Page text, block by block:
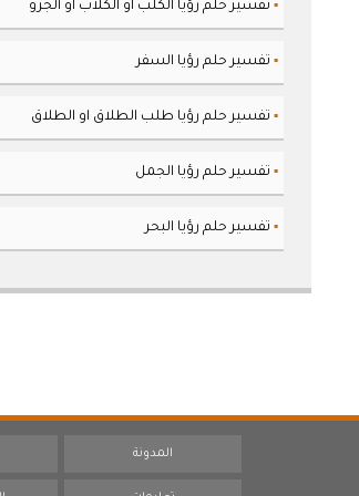
▪ تفسير حلم رؤيا الكلب او الكلاب او الجرو
▪ تفسير حلم رؤيا السفر
▪ تفسير حلم رؤيا طلب الطلاق او الطلاق
▪ تفسير حلم رؤيا الجمل
▪ تفسير حلم رؤيا البحر
المدونة